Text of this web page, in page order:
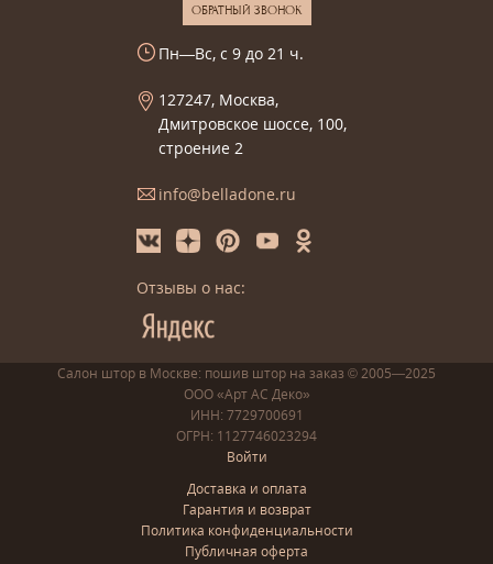
ОБРАТНЫЙ ЗВОНОК
Пн—Вс, с 9 до 21 ч.
127247, Москва,
Дмитровское шоссе, 100,
строение 2
info@belladone.ru
Отзывы о нас:
Салон штор в Москве: пошив штор на заказ © 2005—2025
ООО «Арт АС Деко»
ИНН: 7729700691
ОГРН: 1127746023294
Войти
Доставка и оплата
Гарантия и возврат
Политика конфиденциальности
Публичная оферта